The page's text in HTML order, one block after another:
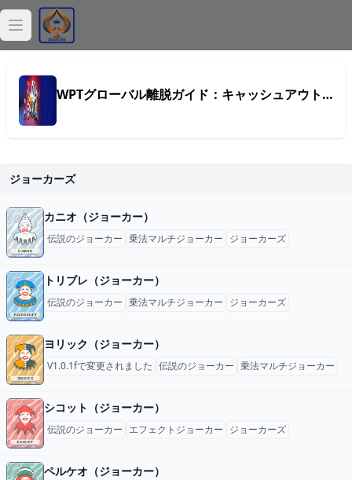
Open main menu
デッキ
WPTグローバル離脱ガイド：キャッシュアウトは
ジョーカーズ
カニオ（ジョーカー）
伝説のジョーカー 乗法マルチジョーカー ジョーカーズ
トリブレ（ジョーカー）
伝説のジョーカー 乗法マルチジョーカー ジョーカーズ
ヨリック（ジョーカー）
V1.0.1fで変更されました 伝説のジョーカー 乗法マルチジョーカー
シコット（ジョーカー）
伝説のジョーカー エフェクトジョーカー ジョーカーズ
ペルケオ（ジョーカー）